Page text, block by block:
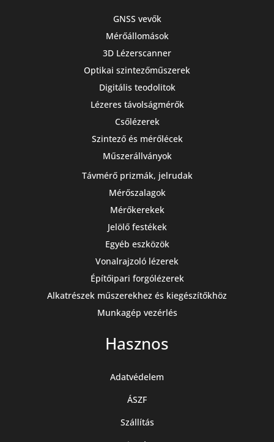
GNSS vevők
Mérőállomások
3D Lézerscanner
Optikai szintezőműszerek
Digitális teodolitok
Lézeres távolságmérők
Csőlézerek
Szintező és mérőlécek
Műszerállványok
Távmérő prizmák, jelrudak
Mérőszalagok
Mérőkerekek
Jelölő festékek
Egyéb eszközök
Vonalrajzoló lézerek
Építőipari forgólézerek
Alkatrészek műszerekhez és kiegészítőkhöz
Munkagép vezérlés
Hasznos
Adatvédelem
ÁSZF
Szállítás